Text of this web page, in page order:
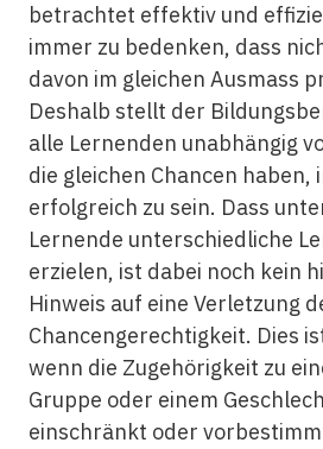
betrachtet effektiv und
immer zu bedenken, dass
davon im gleichen Ausmass
Deshalb stellt der
alle Lernenden unabhängig
die gleichen Chancen haben,
erfolgreich zu sein. Dass
Lernende unterschiedliche
erzielen, ist dabei noch kein
Hinweis auf eine Verletzung
Chancengerechtigkeit. Dies
wenn die Zugehörigkeit zu
Gruppe oder einem
einschränkt oder